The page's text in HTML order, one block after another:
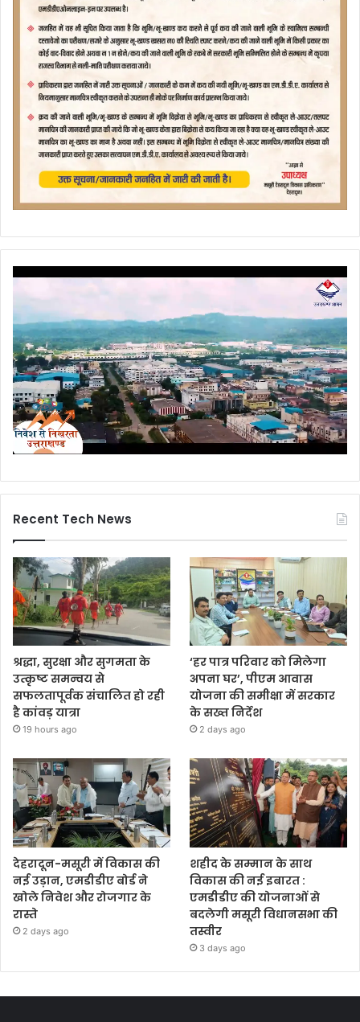
Recent Tech News
श्रद्धा, सुरक्षा और सुगमता के
उत्कृष्ट समन्वय से
सफलतापूर्वक संचालित हो रही
है कांवड़ यात्रा
19 hours ago
‘हर पात्र परिवार को मिलेगा
अपना घर’, पीएम आवास
योजना की समीक्षा में सरकार
के सख्त निर्देश
2 days ago
देहरादून-मसूरी में विकास की
नई उड़ान, एमडीडीए बोर्ड ने
खोले निवेश और रोजगार के
रास्ते
2 days ago
शहीद के सम्मान के साथ
विकास की नई इबारत :
एमडीडीए की योजनाओं से
बदलेगी मसूरी विधानसभा की
तस्वीर
3 days ago